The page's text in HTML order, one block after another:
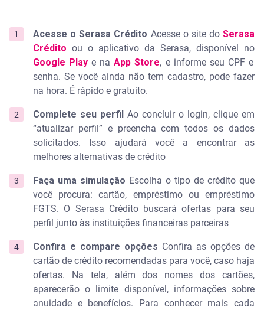
Acesse o Serasa Crédito Acesse o site doSerasa
Crédito ou o aplicativo da Serasa, disponível no
Google Play e na App Store, e informe seu CPF e
senha. Se você ainda não tem cadastro, pode fazer
na hora. É rápido e gratuito.
Complete seu perfil Ao concluir o login, clique em
“atualizar perfil” e preencha com todos os dados
solicitados. Isso ajudará você a encontrar as
melhores alternativas de crédito
Faça uma simulação Escolha o tipo de crédito que
você procura: cartão, empréstimo ou empréstimo
FGTS. O Serasa Crédito buscará ofertas para seu
perfil junto às instituições financeiras parceiras
Confira e compare opções Confira as opções de
cartão de crédito recomendadas para você, caso haja
ofertas. Na tela, além dos nomes dos cartões,
aparecerão o limite disponível, informações sobre
anuidade e benefícios. Para conhecer mais cada